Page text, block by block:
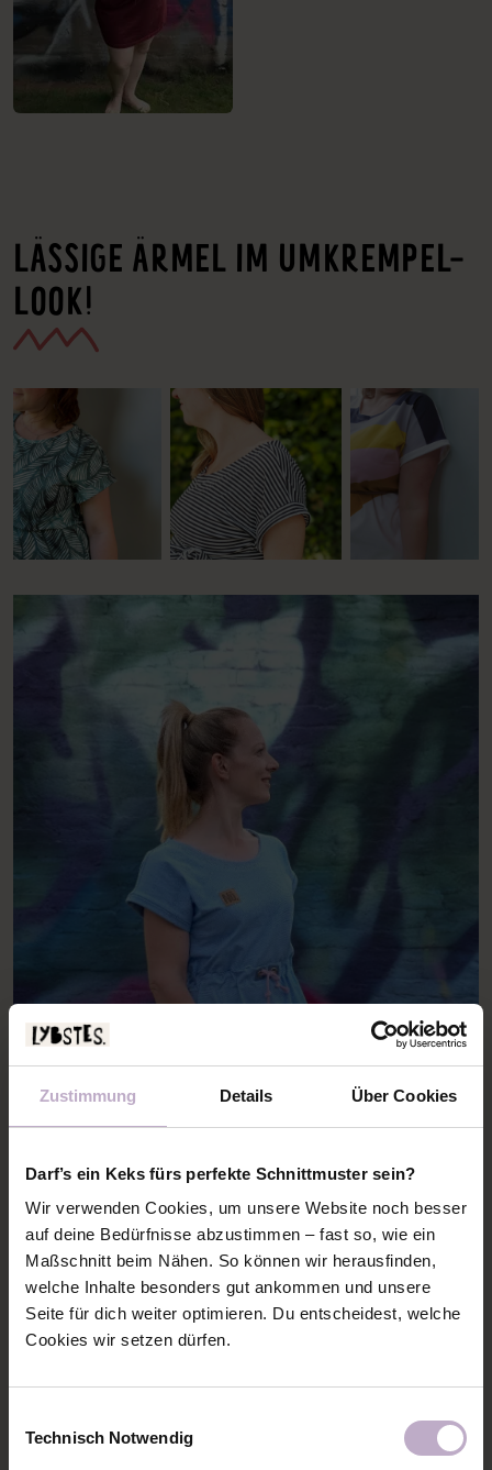
Zustimmung Details Über Cookies
Darf’s ein Keks fürs perfekte Schnittmuster sein?
Wir verwenden Cookies, um unsere Website noch besser
auf deine Bedürfnisse abzustimmen – fast so, wie ein
Maßschnitt beim Nähen. So können wir herausfinden,
welche Inhalte besonders gut ankommen und unsere
Seite für dich weiter optimieren. Du entscheidest, welche
Cookies wir setzen dürfen.
Technisch Notwendig
LÄSSIGE ÄRMEL IM UMKREMPEL-
LOOK!
AUCH MIT LANGEN ÄRMELN
MÖGLICH!
Für milde Sommerabende genau das Richtige!